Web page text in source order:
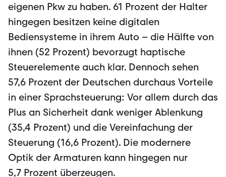
eigenen Pkw zu haben. 61 Prozent der Halter
hingegen besitzen keine digitalen
Bediensysteme in ihrem Auto – die Hälfte von
ihnen (52 Prozent) bevorzugt haptische
Steuerelemente auch klar. Dennoch sehen
57,6 Prozent der Deutschen durchaus Vorteile
in einer Sprachsteuerung: Vor allem durch das
Plus an Sicherheit dank weniger Ablenkung
(35,4 Prozent) und die Vereinfachung der
Steuerung (16,6 Prozent). Die modernere
Optik der Armaturen kann hingegen nur
5,7 Prozent überzeugen.